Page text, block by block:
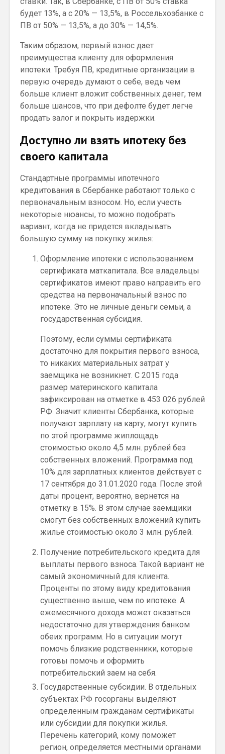
будет 13%, а с 20% — 13,5%, в Россельхозбанке с
ПВ от 50% — 13,5%, а до 30% — 14,5%.
Таким образом, первый взнос дает
преимущества клиенту для оформления
ипотеки. Требуя ПВ, кредитные организации в
первую очередь думают о себе, ведь чем
больше клиент вложит собственных денег, тем
больше шансов, что при дефолте будет легче
продать залог и покрыть издержки.
Доступно ли взять ипотеку без
своего капитала
Стандартные программы ипотечного
кредитования в Сбербанке работают только с
первоначальным взносом. Но, если учесть
некоторые нюансы, то можно подобрать
вариант, когда не придется вкладывать
большую сумму на покупку жилья:
Оформление ипотеки с использованием
сертификата маткапитала. Все владельцы
сертификатов имеют право направить его
средства на первоначальный взнос по
ипотеке. Это не личные деньги семьи, а
государственная субсидия.
Поэтому, если суммы сертификата
достаточно для покрытия первого взноса,
то никаких материальных затрат у
заемщика не возникнет. С 2015 года
размер материнского капитала
зафиксирован на отметке в 453 026 рублей
РФ. Значит клиенты Сбербанка, которые
получают зарплату на карту, могут купить
по этой программе жиплощадь
стоимостью около 4,5 млн. рублей без
собственных вложений. Программа под
10% для зарплатных клиентов действует с
17 сентября до 31.01.2020 года. После этой
даты процент, вероятно, вернется на
отметку в 15%. В этом случае заемщики
смогут без собственных вложений купить
жилье стоимостью около 3 млн. рублей.
Получение потребительского кредита для
выплаты первого взноса. Такой вариант не
самый экономичный для клиента.
Проценты по этому виду кредитования
существенно выше, чем по ипотеке. А
ежемесячного дохода может оказаться
недостаточно для утверждения банком
обеих программ. Но в ситуации могут
помочь близкие родственники, которые
готовы помочь и оформить
потребительский заем на себя.
Государственные субсидии. В отдельных
субъектах РФ госорганы выделяют
определенным гражданам сертификаты
или субсидии для покупки жилья.
Перечень категорий, кому поможет
регион, определяется местными органами